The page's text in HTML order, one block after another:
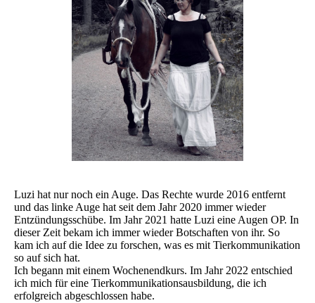
Luzi hat nur noch ein Auge. Das Rechte wurde 2016 entfernt
und das linke Auge hat seit dem Jahr 2020 immer wieder
Entzündungsschübe. Im Jahr 2021 hatte Luzi eine Augen OP. In
dieser Zeit bekam ich immer wieder Botschaften von ihr. So
kam ich auf die Idee zu forschen, was es mit Tierkommunikation
so auf sich hat.
Ich begann mit einem Wochenendkurs. Im Jahr 2022 entschied
ich mich für eine Tierkommunikationsausbildung, die ich
erfolgreich abgeschlossen habe.